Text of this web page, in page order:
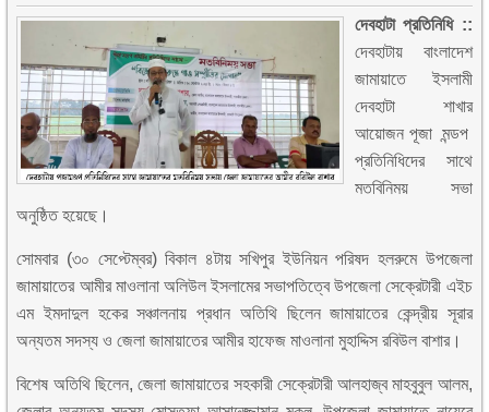
দেবহাটা প্রতিনিধি ::
দেবহাটায় বাংলাদেশ
জামায়াতে ইসলামী
দেবহাটা শাখার
আয়োজন পূজা মন্ডপ
প্রতিনিধিদের সাথে
মতবিনিময় সভা
অনুষ্ঠিত হয়েছে।
সোমবার (৩০ সেপ্টেম্বর) বিকাল ৪টায় সখিপুর ইউনিয়ন পরিষদ হলরুমে উপজেলা
জামায়াতের আমীর মাওলানা অলিউল ইসলামের সভাপতিত্বে উপজেলা সেক্রেটারী এইচ
এম ইমদাদুল হকের সঞ্চালনায় প্রধান অতিথি ছিলেন জামায়াতের কেন্দ্রীয় সূরার
অন্যতম সদস্য ও জেলা জামায়াতের আমীর হাফেজ মাওলানা মুহাদ্দিস রবিউল বাশার।
বিশেষ অতিথি ছিলেন, জেলা জামায়াতের সহকারী সেক্রেটারী আলহাজ্ব মাহবুবুল আলম,